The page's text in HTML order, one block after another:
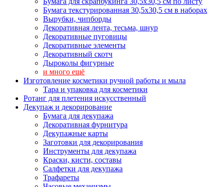
Бумага текстурированная 30,5х30,5 см в наборах
Вырубки, чипборды
Декоративная лента, тесьма, шнур
Декоративные пуговицы
Декоративные элементы
Декоративный скотч
Дыроколы фигурные
и много ещё
Изготовление косметики ручной работы и мыла
Тара и упаковка для косметики
Ротанг для плетения искусственный
Декупаж и декорирование
Бумага для декупажа
Декоративная фурнитура
Декупажные карты
Заготовки для декорирования
Инструменты для декупажа
Краски, кисти, составы
Салфетки для декупажа
Трафареты